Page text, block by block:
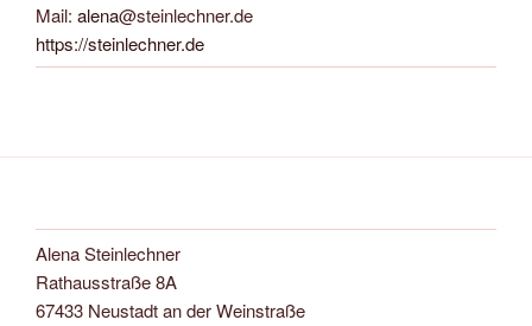
Mail: alena@steinlechner.de
https://steinlechner.de
Alena Steinlechner
Rathausstraße 8A
67433 Neustadt an der Weinstraße